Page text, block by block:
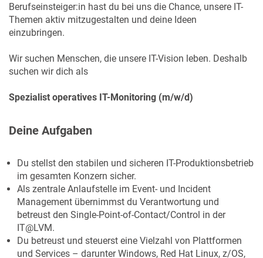
Berufseinsteiger:in hast du bei uns die Chance, unsere IT-
Themen aktiv mitzugestalten und deine Ideen
einzubringen.
Wir suchen Menschen, die unsere IT-Vision leben. Deshalb
suchen wir dich als
Spezialist operatives IT-Monitoring (m/w/d)
Deine Aufgaben
Du stellst den stabilen und sicheren IT-Produktionsbetrieb
im gesamten Konzern sicher.
Als zentrale Anlaufstelle im Event- und Incident
Management übernimmst du Verantwortung und
betreust den Single-Point-of-Contact/Control in der
IT@LVM.
Du betreust und steuerst eine Vielzahl von Plattformen
und Services – darunter Windows, Red Hat Linux, z/OS,